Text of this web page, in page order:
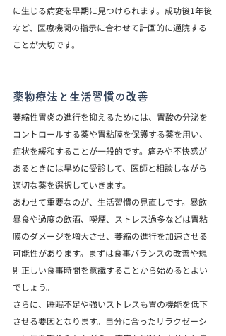
に生じる病変を早期に見つけられます。成功後1年後
など、医療機関の指示に合わせて計画的に通院する
ことが大切です。
薬物療法と生活習慣の改善
萎縮性胃炎の進行を抑えるためには、胃酸の分泌を
コントロールする薬や胃粘膜を保護する薬を用い、
症状を緩和することが一般的です。痛みや不快感が
あるときには早めに受診して、医師と相談しながら
適切な薬を選択していきます。
あわせて重要なのが、生活習慣の見直しです。暴飲
暴食や過度の飲酒、喫煙、ストレス過多などは胃粘
膜のダメージを増大させ、萎縮の進行を加速させる
可能性があります。まずは食事バランスの改善や規
則正しい食事時間を意識することから始めるとよい
でしょう。
さらに、睡眠不足や強いストレスも胃の機能を低下
させる要因となります。自分に合ったリラクゼーシ